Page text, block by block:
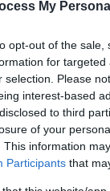
My
opt-out of the
for
selection. Please
interest-based
to third
of your
This information
Participants that
τη
μέσα από
Η
για να
τους, η
μια
μια
πορεία, οι
τις